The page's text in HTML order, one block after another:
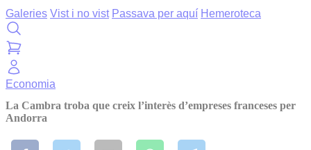
Galeries Vist i no vist Passava per aquí Hemeroteca
Economia
La Cambra troba que creix l’interès d’empreses franceses per
Andorra